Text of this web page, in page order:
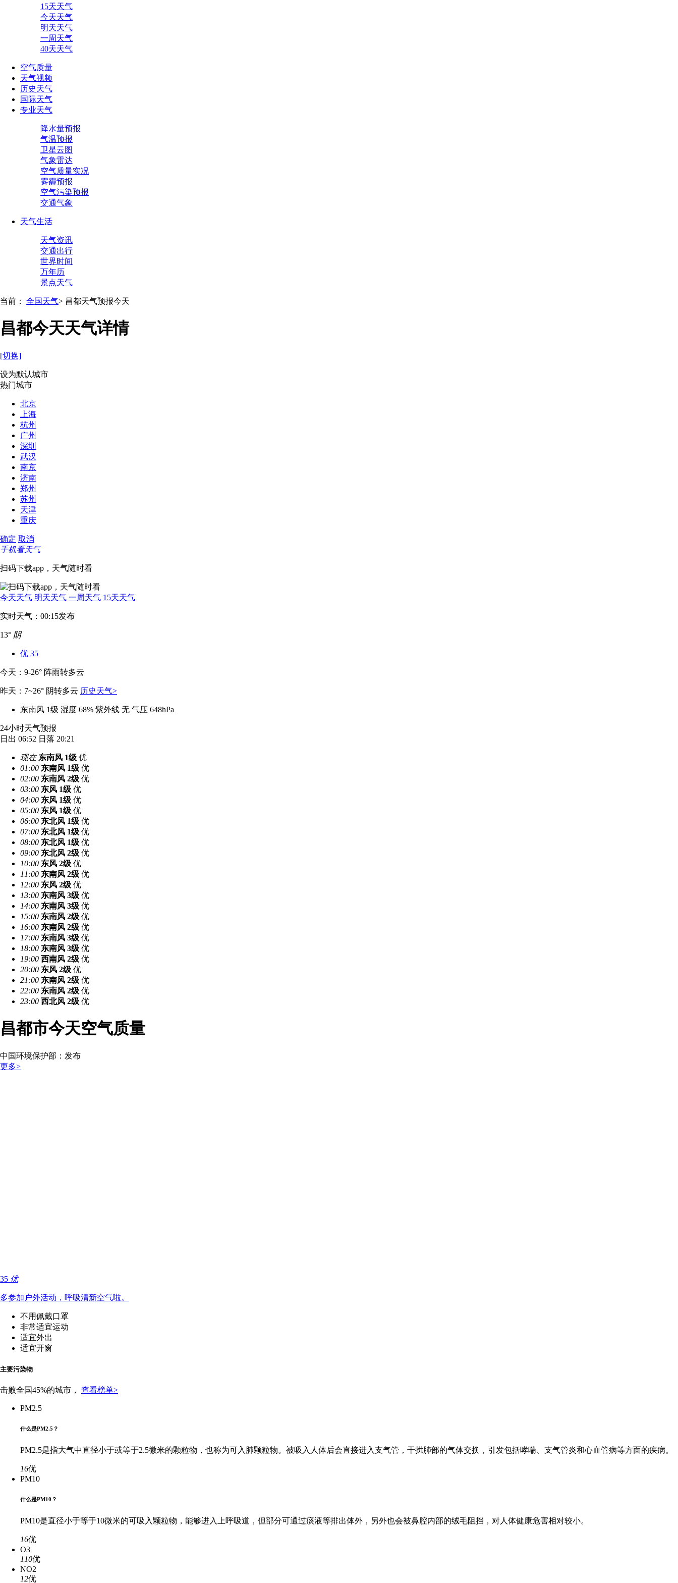
15天天气
今天天气
明天天气
一周天气
40天天气
空气质量
天气视频
历史天气
国际天气
专业天气
降水量预报
气温预报
卫星云图
气象雷达
空气质量实况
雾霾预报
空气污染预报
交通气象
天气生活
天气资讯
交通出行
世界时间
万年历
景点天气
当前： 全国天气> 昌都天气预报今天
昌都今天天气详情
[切换]
设为默认城市
热门城市
北京
上海
杭州
广州
深圳
武汉
南京
济南
郑州
苏州
天津
重庆
确定 取消
手机看天气
扫码下载app，天气随时看
今天天气 明天天气 一周天气 15天天气
实时天气：00:15发布
13° 阴
优 35
今天：9-26° 阵雨转多云
昨天：7~26° 阴转多云 历史天气>
东南风 1级 湿度 68% 紫外线 无 气压 648hPa
24小时天气预报
日出 06:52 日落 20:21
现在 东南风 1级 优
01:00 东南风 1级 优
02:00 东南风 2级 优
03:00 东风 1级 优
04:00 东风 1级 优
05:00 东风 1级 优
06:00 东北风 1级 优
07:00 东北风 1级 优
08:00 东北风 1级 优
09:00 东北风 2级 优
10:00 东风 2级 优
11:00 东南风 2级 优
12:00 东风 2级 优
13:00 东南风 3级 优
14:00 东南风 3级 优
15:00 东南风 2级 优
16:00 东南风 2级 优
17:00 东南风 3级 优
18:00 东南风 3级 优
19:00 西南风 2级 优
20:00 东风 2级 优
21:00 东南风 2级 优
22:00 东南风 2级 优
23:00 西北风 2级 优
昌都市今天空气质量
中国环境保护部： 发布
更多>
35 优
多参加户外活动，呼吸清新空气啦。
不用佩戴口罩
非常适宜运动
适宜外出
适宜开窗
主要污染物
击败全国45%的城市， 查看榜单>
PM2.5
什么是PM2.5？
PM2.5是指大气中直径小于或等于2.5微米的颗粒物，也称为可入肺颗粒物。被吸入人体后会直接进入支气管，干扰肺部的气体交换，引发包括哮喘、支气管炎和心血管病等方面的疾病。
16优
PM10
什么是PM10？
PM10是直径小于等于10微米的可吸入颗粒物，能够进入上呼吸道，但部分可通过痰液等排出体外，另外也会被鼻腔内部的绒毛阻挡，对人体健康危害相对较小。
16优
O3
110优
NO2
12优